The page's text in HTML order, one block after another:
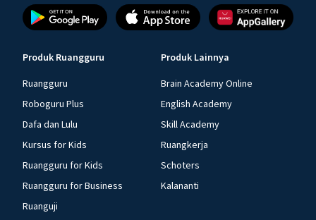
Produk Ruangguru
Ruangguru
Roboguru Plus
Dafa dan Lulu
Kursus for Kids
Ruangguru for Kids
Ruangguru for Business
Ruanguji
Produk Lainnya
Brain Academy Online
English Academy
Skill Academy
Ruangkerja
Schoters
Kalananti